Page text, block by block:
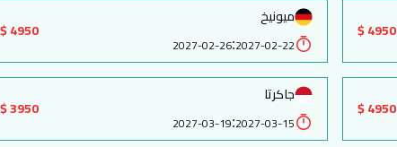
4950 $
ميونيخ
2027-02-22
:
2027-02-26
4950 $
4950 $
جاكرتا
2027-03-15
:
2027-03-19
3950 $